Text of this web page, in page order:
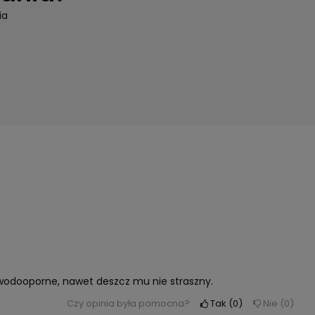
nawet deszcz mu nie straszny.
Czy opinia była pomocna? Tak 0 Nie 0